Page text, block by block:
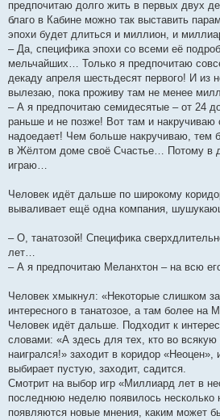
предпочитаю долго жить в первых двух
благо в Кабине можно так выставить
эпохи будет длиться и миллион, и
– Да, специфика эпохи со всеми её
мельчайших… Только я предпочитаю
декаду апреля шестьдесят первого! И из
вылезаю, пока проживу там не менее
– А я предпочитаю семидесятые – от 24
раньше и не позже! Вот там и
надоедает! Чем больше накручиваю, тем
в Жёлтом доме своё Счастье… Потому в
играю…
Человек идёт дальше по широкому
вываливает ещё одна компания,
– О, танатозой! Специфика
лет…
– А я предпочитаю Меланхтон – на всю
Человек хмыкнул: «Некоторые слишком
интересного в танатозое, а там более на
Человек идёт дальше. Подходит к
словами: «А здесь для тех, кто во
наигрался!» заходит в коридор «Неоцен»,
выбирает пустую, заходит, садится.
Смотрит на выбор игр «Миллиард лет в
последнюю неделю появилось
появляются новые мнения, каким может